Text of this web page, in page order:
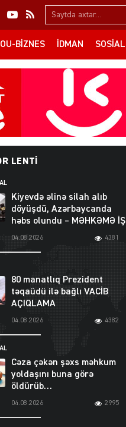
Search…
BIZNES İDMAN SOSIAL
LENTI
Kiyevdə əlinə silah alıb
döyüşdü, Azərbaycanda
həbs olundu – MƏHKƏMƏ İŞİ
04.08.2026 4381
80 manatlıq Prezident
təqaüdü ilə bağlı VACİB
AÇIQLAMA
04.08.2026 4382
Cəza çəkən şəxs məhkum
yoldaşını buna görə
öldürüb…
04.08.2026 2995